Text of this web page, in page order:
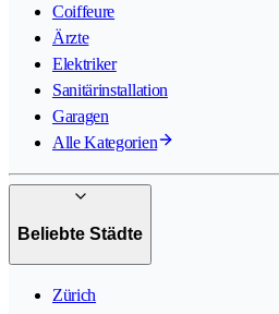
Coiffeure
Ärzte
Elektriker
Sanitärinstallation
Garagen
Alle Kategorien
Beliebte Städte
Zürich